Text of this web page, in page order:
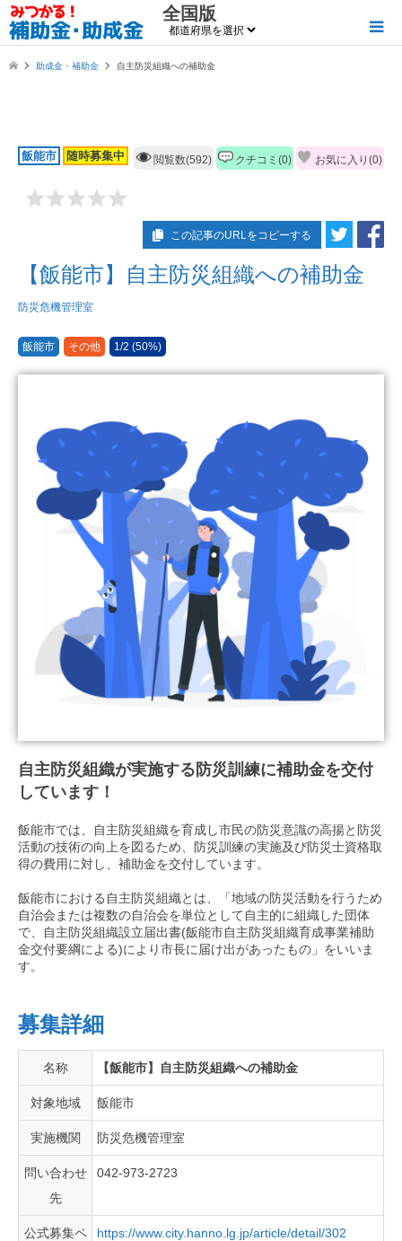
全国版
助成金・補助金 自主防災組織への補助金
飯能市 随時募集中 閲覧数(592) クチコミ(0) お気に入り(0)
この記事のURLをコピーする
【飯能市】自主防災組織への補助金
防災危機管理室
飯能市 その他 1/2 (50%)
自主防災組織が実施する防災訓練に補助金を交付
しています！
飯能市では、自主防災組織を育成し市民の防災意識の高揚と防災
活動の技術の向上を図るため、防災訓練の実施及び防災士資格取
得の費用に対し、補助金を交付しています。
飯能市における自主防災組織とは、「地域の防災活動を行うため
自治会または複数の自治会を単位として自主的に組織した団体
で、自主防災組織設立届出書(飯能市自主防災組織育成事業補助
金交付要綱による)により市長に届け出があったもの」をいいま
す。
募集詳細
名称 【飯能市】自主防災組織への補助金
対象地域 飯能市
実施機関 防災危機管理室
問い合わせ
先
042-973-2723
公式募集ペ
https://www.city.hanno.lg.jp/article/detail/302